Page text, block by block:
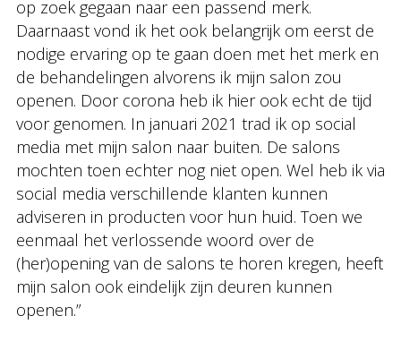
op zoek gegaan naar een passend merk.
Daarnaast vond ik het ook belangrijk om eerst de
nodige ervaring op te gaan doen met het merk en
de behandelingen alvorens ik mijn salon zou
openen. Door corona heb ik hier ook echt de tijd
voor genomen. In januari 2021 trad ik op social
media met mijn salon naar buiten. De salons
mochten toen echter nog niet open. Wel heb ik via
social media verschillende klanten kunnen
adviseren in producten voor hun huid. Toen we
eenmaal het verlossende woord over de
(her)opening van de salons te horen kregen, heeft
mijn salon ook eindelijk zijn deuren kunnen
openen.”